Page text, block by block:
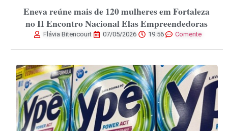
Eneva reúne mais de 120 mulheres em Fortaleza
no II Encontro Nacional Elas Empreendedoras
Flávia Bitencourt 07/05/2026 19:56 Comente